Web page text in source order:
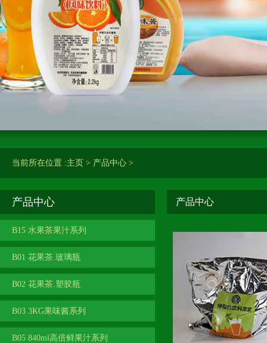
当前所在位置 :主页 > 产品中心 >
产品中心
B15 水果茶果汁系列
B01 花果茶.玻璃瓶
B02 花果茶.塑胶瓶
B03 3KG果味酱系列
B05 840ml高倍鲜果汁系列
产品中心